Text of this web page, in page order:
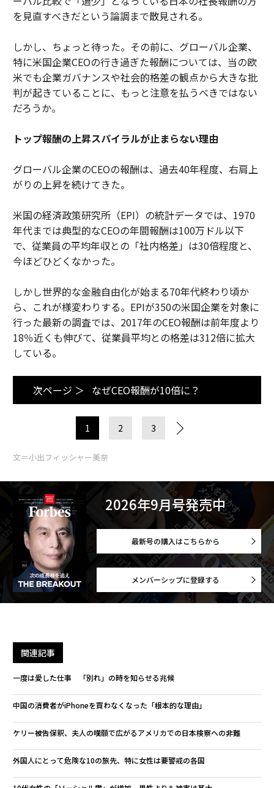
を見直すべきだという論調まで散見される。
しかし、ちょっと待った。その前に、グローバル企業、
特に米国企業CEOの行き過ぎた報酬については、当の欧
米でも企業ガバナンスや社会的格差の観点から大きな批
判が起きていることに、もっと注意を払うべきではない
だろうか。
トップ報酬の上昇スパイラルが止まらない理由
グローバル企業のCEOの報酬は、過去40年程度、右肩上
がりの上昇を続けてきた。
米国の経済政策研究所（EPI）の統計データでは、1970
年代までは典型的なCEOの年間報酬は100万ドル以下
で、従業員の平均年収との「社内格差」は30倍程度と、
今ほどひどくなかった。
しかし世界的な金融自由化が始まる70年代終わり頃か
ら、これが様変わりする。EPIが350の米国企業を対象に
行った最新の調査では、2017年のCEO報酬は前年度より
18％近くも伸びて、従業員平均との格差は312倍に拡大
している。
次ページ ＞ なぜCEO報酬が10倍に？
1 2 3
文＝小出フィッシャー美奈
2026年9月号発売中
最新号の購入はこちらから
メンバーシップに登録する
関連記事
一度は愛した仕事 「別れ」の時を知らせる兆候
中国の消費者がiPhoneを買わなくなった「根本的な理由」
ケリー被告保釈、夫人の嘆願で広がるアメリカでの日本検察への非難
外国人にとって危険な10の旅先、特に女性は要警戒の各国